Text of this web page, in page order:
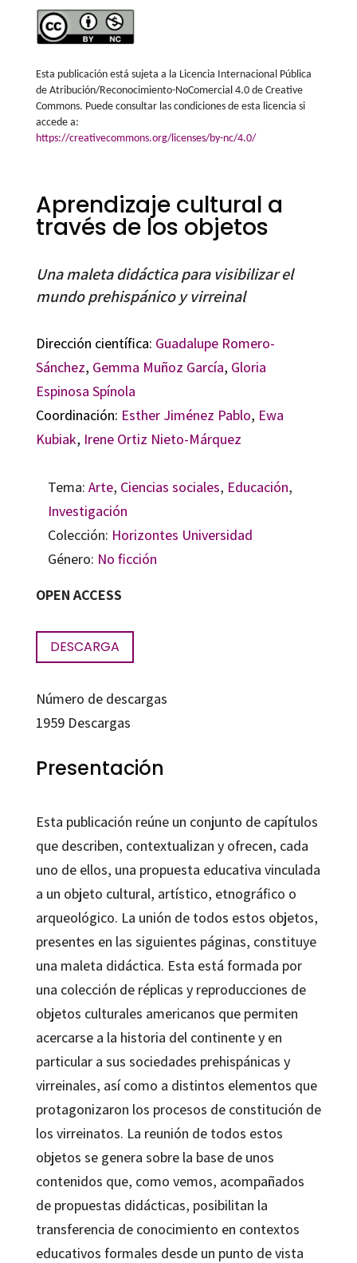
Esta publicación está sujeta a la Licencia Internacional Pública
de Atribución/Reconocimiento-NoComercial 4.0 de Creative
Commons. Puede consultar las condiciones de esta licencia si
accede a:
https://creativecommons.org/licenses/by-nc/4.0/
Aprendizaje cultural a
través de los objetos
Una maleta didáctica para visibilizar el
mundo prehispánico y virreinal
Dirección científica: Guadalupe Romero-
Sánchez, Gemma Muñoz García, Gloria
Espinosa Spínola
Coordinación: Esther Jiménez Pablo, Ewa
Kubiak, Irene Ortiz Nieto-Márquez
Tema: Arte, Ciencias sociales, Educación,
Investigación
Colección: Horizontes Universidad
Género: No ficción
OPEN ACCESS
DESCARGA
Número de descargas
1959Descargas
Presentación
Esta publicación reúne un conjunto de capítulos
que describen, contextualizan y ofrecen, cada
uno de ellos, una propuesta educativa vinculada
a un objeto cultural, artístico, etnográfico o
arqueológico. La unión de todos estos objetos,
presentes en las siguientes páginas, constituye
una maleta didáctica. Esta está formada por
una colección de réplicas y reproducciones de
objetos culturales americanos que permiten
acercarse a la historia del continente y en
particular a sus sociedades prehispánicas y
virreinales, así como a distintos elementos que
protagonizaron los procesos de constitución de
los virreinatos. La reunión de todos estos
objetos se genera sobre la base de unos
contenidos que, como vemos, acompañados
de propuestas didácticas, posibilitan la
transferencia de conocimiento en contextos
educativos formales desde un punto de vista